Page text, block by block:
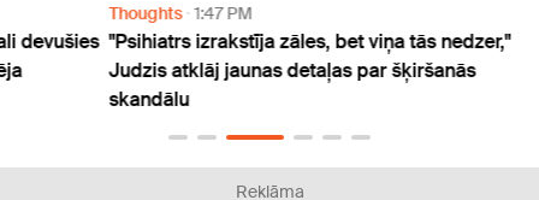
Thoughts 1:47 PM
"Psihiatrs izrakstīja zāles, bet viņa tās nedzer,"
Judzis atklāj jaunas detaļas par šķiršanās
skandālu
Reklāma